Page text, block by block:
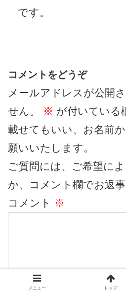
です。
コメントをどうぞ
メールアドレスが公開
せん。
※ が付いている
載せてもいい、お名前
願いいたします。
ご質問には、ご希望に
か、コメント欄でお返事
コメント
※
メニュー トップ